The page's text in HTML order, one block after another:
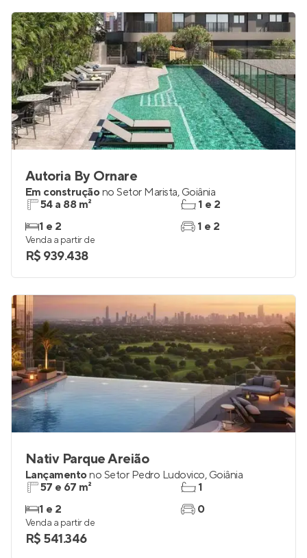
Autoria By Ornare
Em construçãono Setor Marista, Goiânia
54 a 88 m²
1 e 2
1 e 2
1 e 2
Venda a partir de
R$ 939.438
Nativ Parque Areião
Lançamentono Setor Pedro Ludovico, Goiânia
57 e 67 m²
1 e 2
1
0
Venda a partir de
R$ 541.346